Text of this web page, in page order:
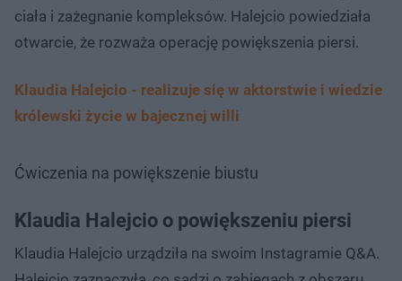
ciała i zażegnanie kompleksów. Halejcio powiedziała
otwarcie, że rozważa operację powiększenia piersi.
Klaudia Halejcio - realizuje się w aktorstwie i wiedzie
królewski życie w bajecznej willi
Ćwiczenia na powiększenie biustu
Klaudia Halejcio o powiększeniu piersi
Klaudia Halejcio urządziła na swoim Instagramie Q&A.